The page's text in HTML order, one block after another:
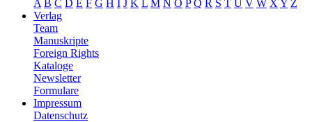
A B C D E F G H I J K L M N O P Q R S T U V W X Y Z
Verlag
Team
Manuskripte
Foreign Rights
Kataloge
Newsletter
Formulare
Impressum
Datenschutz